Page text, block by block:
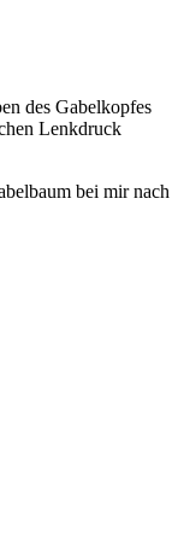
des Gabelkopfes
Lenkdruck
bei mir nach